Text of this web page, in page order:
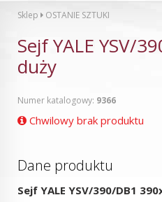
Sklep OSTANIE SZTUKI
Sejf YALE YSV/
duży
Numer katalogowy: 9366
Chwilowy brak produktu
Dane produktu
Sejf YALE YSV/390/DB1